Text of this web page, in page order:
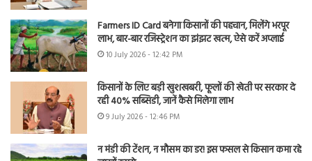
Farmers ID Card बनेगा किसानों की पहचान, मिलेंगे भरपूर
लाभ, बार-बार रजिस्ट्रेशन का झंझट खत्म, ऐसे करें अप्लाई
10 July 2026 - 12:42 PM
किसानों के लिए बड़ी खुशखबरी, फूलों की खेती पर सरकार दे
रही 40% सब्सिडी, जानें कैसे मिलेगा लाभ
9 July 2026 - 12:46 PM
न मंडी की टेंशन, न मौसम का डर! इस फसल से किसान कमा रहे